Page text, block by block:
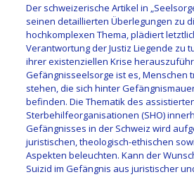
Der schweizerische Artikel in
seinen detaillierten Überlegungen zu
hochkomplexen Thema, plädiert
Verantwortung der Justiz Liegende zu
ihrer existenziellen Krise
Gefängnisseelsorge ist es, Menschen
stehen, die sich hinter
befinden. Die Thematik des
Sterbehilfeorganisationen (SHO)
Gefängnisses in der Schweiz wird
juristischen, theologisch-ethischen
Aspekten beleuchten. Kann der
Suizid im Gefängnis aus juristischer